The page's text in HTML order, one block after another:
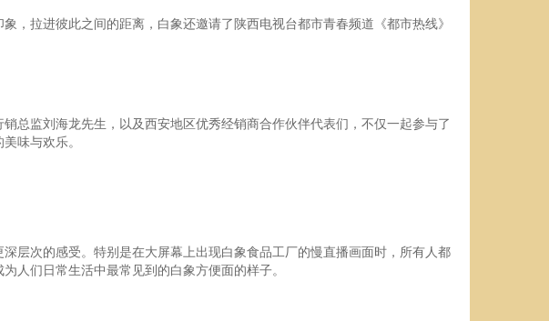
拉进彼此之间的距离，白象还邀请了陕西电视台都市青春频道《都市热线》
总监刘海龙先生，以及西安地区优秀经销商合作伙伴代表们，不仅一起参与了
味与欢乐。
层次的感受。特别是在大屏幕上出现白象食品工厂的慢直播画面时，所有人都
人们日常生活中最常见到的白象方便面的样子。